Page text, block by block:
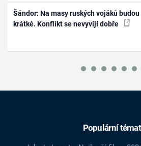
Šándor: Na masy ruských vojáků
krátké. Konflikt se nevyvíjí dobře
Populární